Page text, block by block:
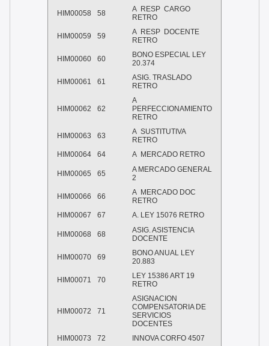
HIM00058 58
A RESP CARGO
RETRO
HIM00059 59
A RESP DOCENTE
RETRO
HIM00060 60
BONO ESPECIAL LEY
20.374
HIM00061 61
ASIG. TRASLADO
RETRO
HIM00062 62
A
PERFECCIONAMIENTO
RETRO
HIM00063 63
A SUSTITUTIVA
RETRO
HIM00064
64 A MERCADO RETRO
HIM00065 65
A MERCADO GENERAL
2
HIM00066 66
A MERCADO DOC
RETRO
HIM00067
67 A. LEY 15076 RETRO
HIM00068 68
ASIG. ASISTENCIA
DOCENTE
HIM00070 69
BONO ANUAL LEY
20.883
HIM00071 70
LEY 15386 ART 19
RETRO
HIM00072 71
ASIGNACION
COMPENSATORIA DE
SERVICIOS
DOCENTES
HIM00073
72 INNOVA CORFO 4507